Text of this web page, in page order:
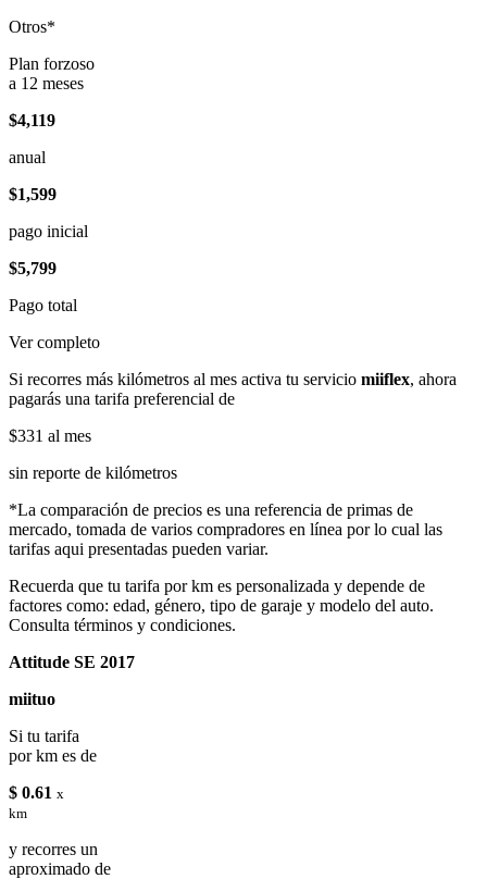
Otros*
Plan forzoso
a 12 meses
$4,119
anual
$1,599
pago inicial
$5,799
Pago total
Ver completo
Si recorres más kilómetros al mes activa tu servicio miiflex, ahora
pagarás una tarifa preferencial de
$331 al mes
sin reporte de kilómetros
*La comparación de precios es una referencia de primas de
mercado, tomada de varios compradores en línea por lo cual las
tarifas aqui presentadas pueden variar.
Recuerda que tu tarifa por km es personalizada y depende de
factores como: edad, género, tipo de garaje y modelo del auto.
Consulta términos y condiciones.
Attitude SE 2017
miituo
Si tu tarifa
por km es de
$ 0.61 x
km
y recorres un
aproximado de